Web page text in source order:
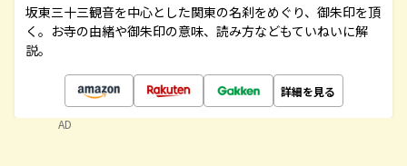
坂東三十三観音を中心とした関東の名刹をめぐり、御朱印を頂
く。お寺の由緒や御朱印の意味、読み方などもていねいに解
説。
詳細を見る
AD